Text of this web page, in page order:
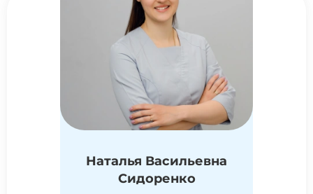
Наталья Васильевна
Сидоренко